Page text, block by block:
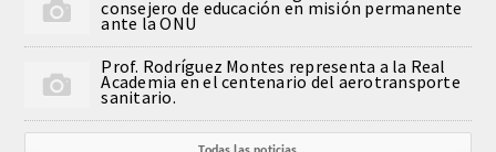
ACTIVIDADES
Actividades realizadas
Videoteca
consejero de educación en misión permanente
ante la ONU
Prof. Rodríguez Montes representa a la Real
Academia en el centenario del aerotransporte
sanitario.